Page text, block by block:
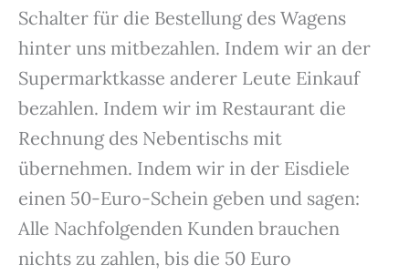
Schalter für die Bestellung des Wagens
hinter uns mitbezahlen. Indem wir an der
Supermarktkasse anderer Leute Einkauf
bezahlen. Indem wir im Restaurant die
Rechnung des Nebentischs mit
übernehmen. Indem wir in der Eisdiele
einen 50-Euro-Schein geben und sagen:
Alle Nachfolgenden Kunden brauchen
nichts zu zahlen, bis die 50 Euro